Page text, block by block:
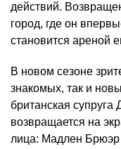
действий.
город, где он
становится ареной
В новом сезоне
знакомых, так и
британская
возвращается на
лица: Мадлен Брюэр